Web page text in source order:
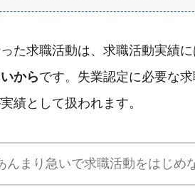
た求職活動は、求職活動実績に
からです。失業認定に必要な
績として扱われます。
んまり急いで求職活動をはじめ